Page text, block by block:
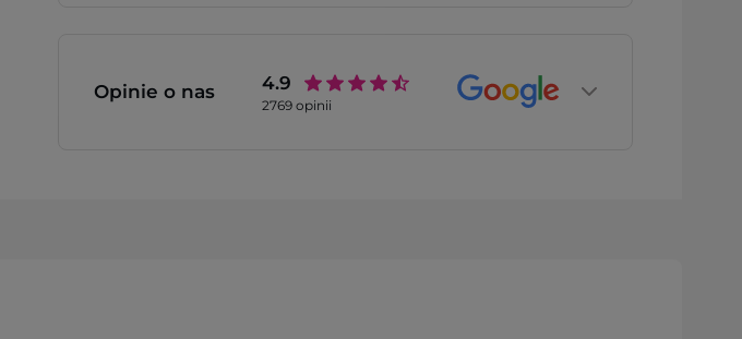
Opinie o nas 4.9
2769opinii